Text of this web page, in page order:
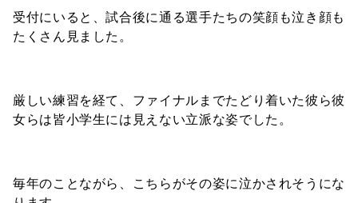
受付にいると、試合後に通る選手たちの笑顔も泣き顔も
たくさん見ました。
厳しい練習を経て、ファイナルまでたどり着いた彼ら彼
女らは皆小学生には見えない立派な姿でした。
毎年のことながら、こちらがその姿に泣かされそうにな